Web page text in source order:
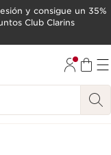
y consigue un 35%
Club Clarins